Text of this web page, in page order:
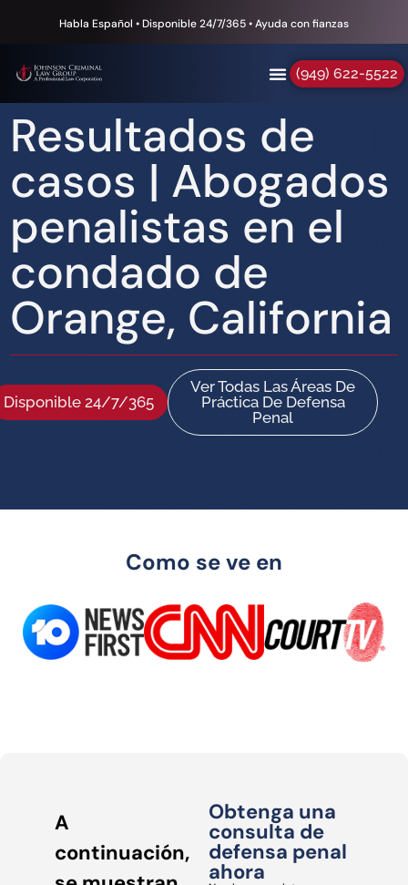
Habla Español • Disponible 24/7/365 • Ayuda con fianzas
(949) 622-5522
Resultados de
casos | Abogados
penalistas en el
condado de
Orange, California
Disponible 24/7/365
Ver Todas Las Áreas De
Práctica De Defensa
Penal
Como se ve en
A
continuación,
Obtenga una
consulta de
defensa penal
ahora